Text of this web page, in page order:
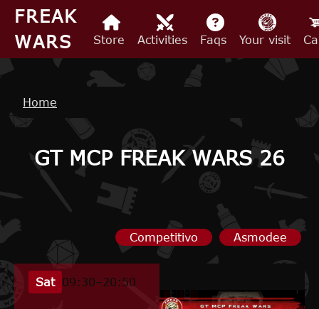
Skip to main content
FREAK
WARS
Store Activities Faqs Your visit
Breadcrumb
Home
GT MCP FREAK WARS 26
Competitivo Asmodee
Sat 09:30–20:50